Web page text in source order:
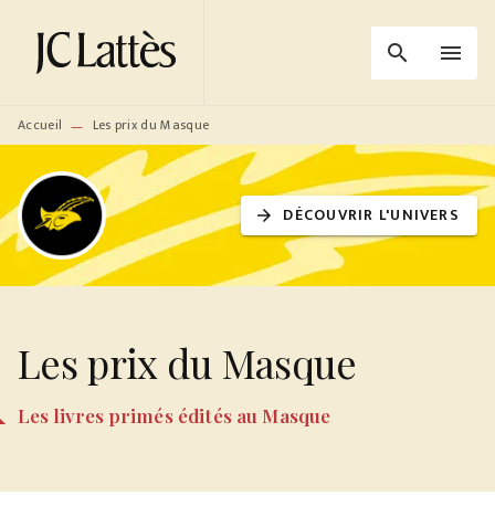
MENU RECHERCHE
PIED DE PAGE
search menu
Accueil — Les prix du Masque
arrow_forward DÉCOUVRIR L'UNIVERS
Les prix du Masque
Les livres primés édités au Masque